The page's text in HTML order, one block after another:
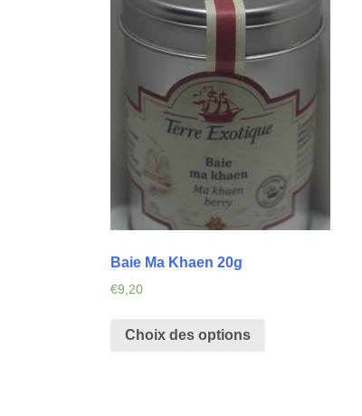
Baie Ma Khaen 20g
€9,20
Choix des options